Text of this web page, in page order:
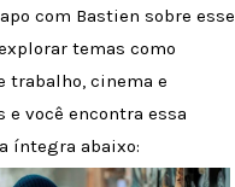
com Bastien sobre esse
temas como
trabalho, cinema e
e você encontra essa
íntegra abaixo: